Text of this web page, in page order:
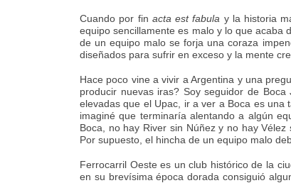
Cuando por fin acta est fabula y la historia
equipo sencillamente es malo y lo que acaba
de un equipo malo se forja una coraza
diseñados para sufrir en exceso y la mente
Hace poco vine a vivir a Argentina y una
producir nuevas iras? Soy seguidor de
elevadas que el Upac, ir a ver a Boca es
imaginé que terminaría alentando a algún
Boca, no hay River sin Núñez y no hay
Por supuesto, el hincha de un equipo malo
Ferrocarril Oeste es un club histórico de la
en su brevísima época dorada consiguió